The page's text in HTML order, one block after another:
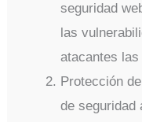
seguridad
las
atacantes las
Protección
de seguridad